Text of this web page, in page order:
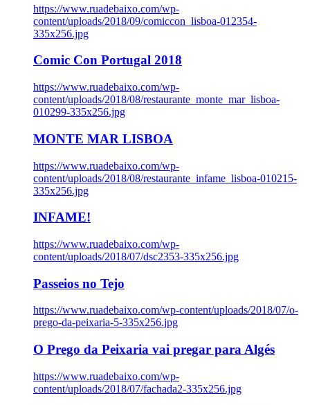
https://www.ruadebaixo.com/wp-
content/uploads/2018/09/comiccon_lisboa-012354-
335x256.jpg
Comic Con Portugal 2018
https://www.ruadebaixo.com/wp-
content/uploads/2018/08/restaurante_monte_mar_lisboa-
010299-335x256.jpg
MONTE MAR LISBOA
https://www.ruadebaixo.com/wp-
content/uploads/2018/08/restaurante_infame_lisboa-010215-
335x256.jpg
INFAME!
https://www.ruadebaixo.com/wp-
content/uploads/2018/07/dsc2353-335x256.jpg
Passeios no Tejo
https://www.ruadebaixo.com/wp-content/uploads/2018/07/o-
prego-da-peixaria-5-335x256.jpg
O Prego da Peixaria vai pregar para Algés
https://www.ruadebaixo.com/wp-
content/uploads/2018/07/fachada2-335x256.jpg